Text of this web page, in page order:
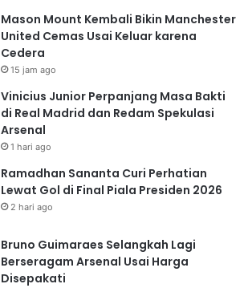
Mason Mount Kembali Bikin Manchester
United Cemas Usai Keluar karena
Cedera
15 jam ago
Vinicius Junior Perpanjang Masa Bakti
di Real Madrid dan Redam Spekulasi
Arsenal
1 hari ago
Ramadhan Sananta Curi Perhatian
Lewat Gol di Final Piala Presiden 2026
2 hari ago
Bruno Guimaraes Selangkah Lagi
Berseragam Arsenal Usai Harga
Disepakati